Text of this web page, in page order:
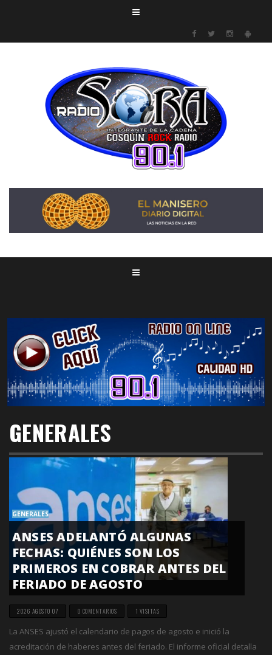
GENERALES
GENERALES
ANSES ADELANTÓ ALGUNAS
FECHAS: QUIÉNES SON LOS
PRIMEROS EN COBRAR ANTES DEL
FERIADO DE AGOSTO
2026 AGOSTO 07 0 COMENTARIOS 1 VISITAS
La ANSES ajustó el calendario de pagos de agosto e inició la
acreditación de haberes antes del feriado. El informe oficial detalla